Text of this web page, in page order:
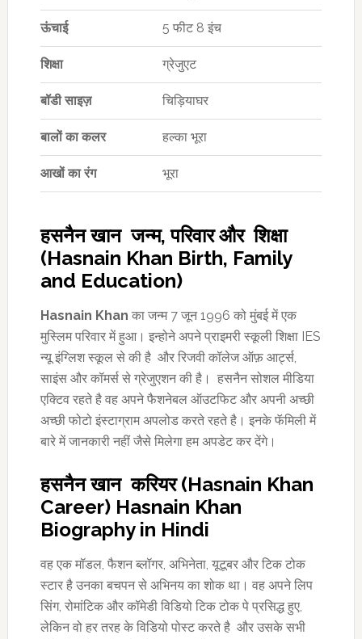
ऊंचाई 5 फीट 8 इंच
शिक्षा ग्रेजुएट
बॉडी साइज़ चिड़ियाघर
बालों का कलर हल्का भूरा
आखों का रंग भूरा
हसनैन खान जन्म, परिवार और शिक्षा
(Hasnain Khan Birth, Family
and Education)
Hasnain Khan का जन्म 7 जून 1996 को मुंबई में एक
मुस्लिम परिवार में हुआ। इन्होने अपने प्राइमरी स्कूली शिक्षा IES
न्यू इंग्लिश स्कूल से की है और रिजवी कॉलेज ऑफ़ आर्ट्स,
साइंस और कॉमर्स से ग्रेजुएशन की है। हसनैन सोशल मीडिया
एक्टिव रहते है वह अपने फैशनेबल ऑउटफिट और अपनी अच्छी
अच्छी फोटो इंस्टाग्राम अपलोड करते रहते है। इनके फॅमिली में
बारे में जानकारी नहीं जैसे मिलेगा हम अपडेट कर देंगे।
हसनैन खान करियर (Hasnain Khan
Career) Hasnain Khan
Biography in Hindi
वह एक मॉडल, फैशन ब्लॉगर, अभिनेता, यूटूबर और टिक टोक
स्टार है उनका बचपन से अभिनय का शोक था। वह अपने लिप
सिंग, रोमांटिक और कॉमेडी विडियो टिक टोक पे प्रसिद्ध हुए,
लेकिन वो हर तरह के विडियो पोस्ट करते है और उसके सभी